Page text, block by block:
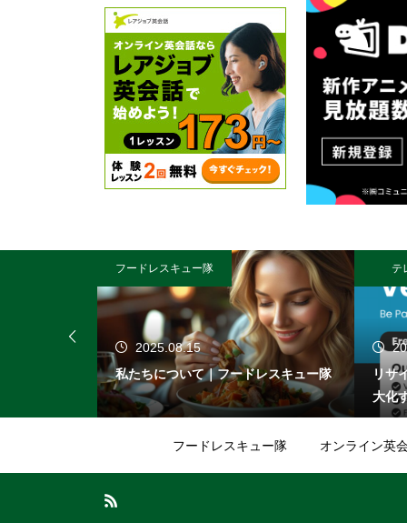
フードレスキュー隊
2025.08.15
私たちについて｜フードレスキュー隊
テ
リサ
大化
フードレスキュー隊
オンライン英